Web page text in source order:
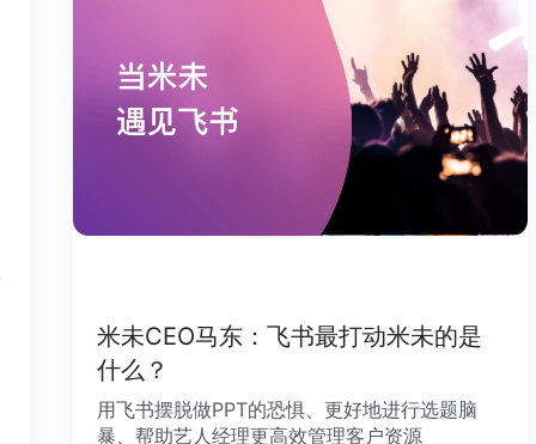
米未CEO马东：飞书最打动米未的是
什么？
用飞书摆脱做PPT的恐惧、更好地进行选题脑
暴、帮助艺人经理更高效管理客户资源